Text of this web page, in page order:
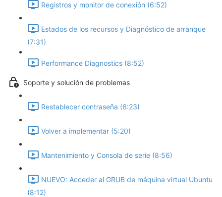
Registros y monitor de conexión (6:52)
Estados de los recursos y Diagnóstico de arranque
(7:31)
Performance Diagnostics (8:52)
Soporte y solución de problemas
Restablecer contraseña (6:23)
Volver a implementar (5:20)
Mantenimiento y Consola de serie (8:56)
NUEVO: Acceder al GRUB de máquina virtual Ubuntu
(8:12)